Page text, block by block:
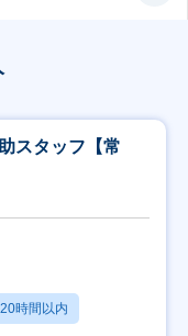
スタッフ【常
時間以内